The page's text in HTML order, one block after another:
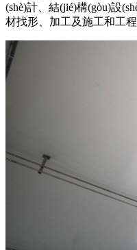
(shè)計、結(jié)構(gòu)設
材找形、加工及施工和工